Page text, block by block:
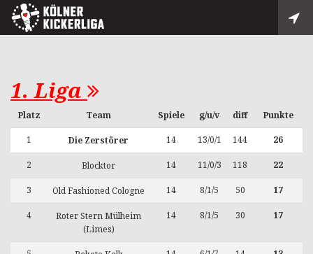
1. Liga
Platz Team Spiele g/u/v diff Punkte
1 Die Zerstörer 14 13/0/1 144 26
2 Blocktor 14 11/0/3 118 22
3 Old Fashioned Cologne 14 8/1/5 50 17
4
Roter Stern Mülheim
(Limes)
14 8/1/5 30 17